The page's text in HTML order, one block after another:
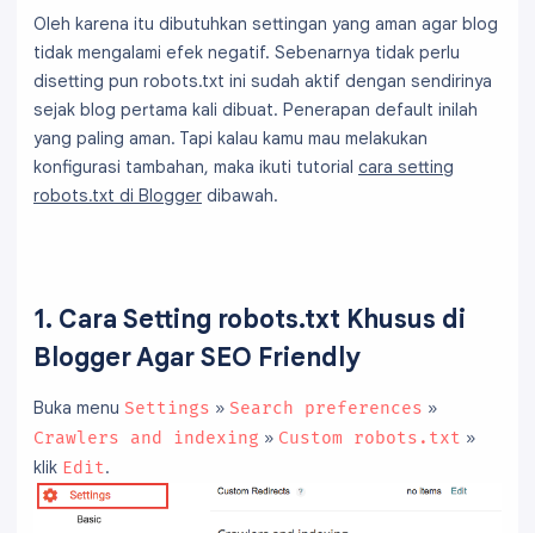
Oleh karena itu dibutuhkan settingan yang aman agar blog
tidak mengalami efek negatif. Sebenarnya tidak perlu
disetting pun robots.txt ini sudah aktif dengan sendirinya
sejak blog pertama kali dibuat. Penerapan default inilah
yang paling aman. Tapi kalau kamu mau melakukan
konfigurasi tambahan, maka ikuti tutorial cara setting
robots.txt di Blogger dibawah.
1. Cara Setting robots.txt Khusus di
Blogger Agar SEO Friendly
Buka menu Settings » Search preferences »
Crawlers and indexing » Custom robots.txt »
klik Edit.